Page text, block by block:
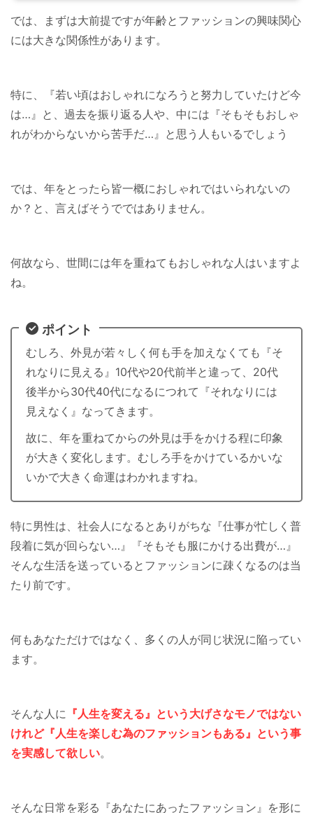
では、まずは大前提ですが年齢とファッションの興味関心
には大きな関係性があります。
特に、『若い頃はおしゃれになろうと努力していたけど今
は…』と、過去を振り返る人や、中には『そもそもおしゃ
れがわからないから苦手だ…』と思う人もいるでしょう
では、年をとったら皆一概におしゃれではいられないの
か？と、言えばそうでではありません。
何故なら、世間には年を重ねてもおしゃれな人はいますよ
ね。
ポイント
むしろ、外見が若々しく何も手を加えなくても『そ
れなりに見える』10代や20代前半と違って、20代
後半から30代40代になるにつれて『それなりには
見えなく』なってきます。
故に、年を重ねてからの外見は手をかける程に印象
が大きく変化します。むしろ手をかけているかいな
いかで大きく命運はわかれますね。
特に男性は、社会人になるとありがちな『仕事が忙しく普
段着に気が回らない…』『そもそも服にかける出費が…』
そんな生活を送っているとファッションに疎くなるのは当
たり前です。
何もあなただけではなく、多くの人が同じ状況に陥ってい
ます。
そんな人に 『人生を変える』という大げさなモノではない
けれど『人生を楽しむ為のファッションもある』という事
を実感して欲しい。
そんな日常を彩る『あなたにあったファッション』を形に